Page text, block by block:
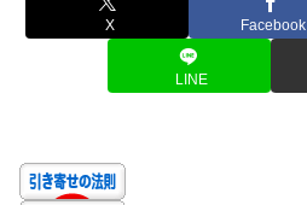
X Facebook
LINE